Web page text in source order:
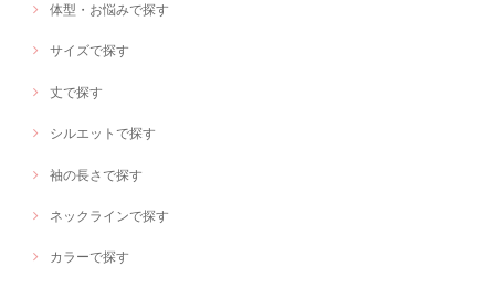
体型・お悩みで探す
サイズで探す
丈で探す
シルエットで探す
袖の長さで探す
ネックラインで探す
カラーで探す